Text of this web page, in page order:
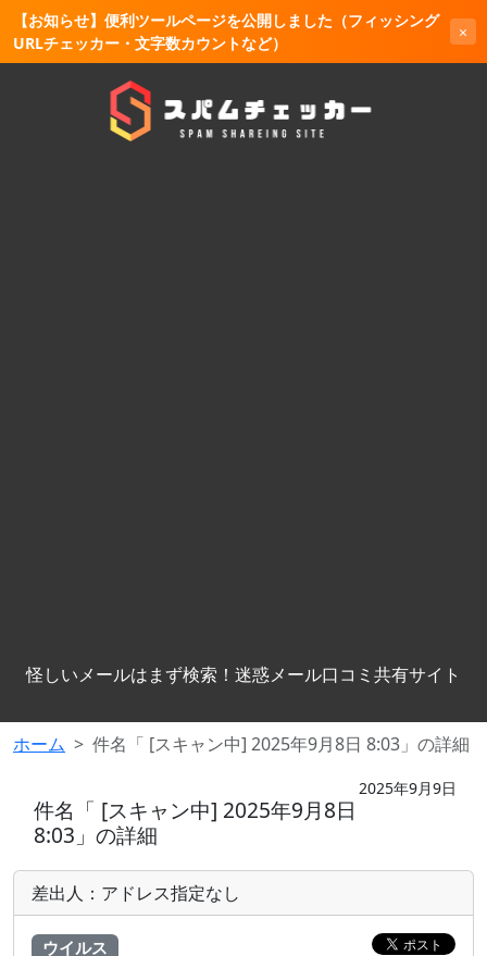
【お知らせ】便利ツールページを公開しました（フィッシング
URLチェッカー・文字数カウントなど）
×
怪しいメールはまず検索！迷惑メール口コミ共有サイト
ホーム 件名「 [スキャン中] 2025年9月8日 8:03」の詳細
件名「 [スキャン中] 2025年9月8日
8:03」の詳細
2025年9月9日
差出人：アドレス指定なし
ウイルス